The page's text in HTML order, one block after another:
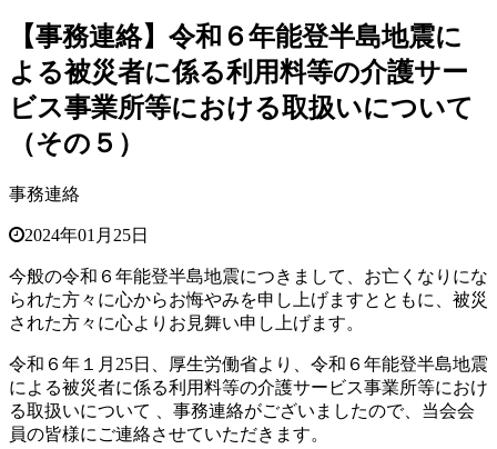
【事務連絡】令和６年能登半島地震に
よる被災者に係る利用料等の介護サー
ビス事業所等における取扱いについて
（その５）
事務連絡
2024年01月25日
今般の令和６年能登半島地震につきまして、お亡くなりにな
られた方々に心からお悔やみを申し上げますとともに、被災
された方々に心よりお見舞い申し上げます。
令和６年１月25日、厚生労働省より、令和６年能登半島地震
による被災者に係る利用料等の介護サービス事業所等におけ
る取扱いについて 、 事務連絡がございましたので、当会会
員の皆様にご連絡させていただきます。